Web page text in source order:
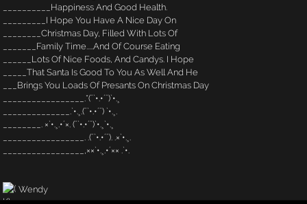
__________Happiness And Good Health.
_________I Hope You Have A Nice Day On
________Christmas Day, Filled With Lots Of
_______Family Time.....And Of Course Eating
______Lots Of Nice Foods, And Candys. I Hope
_____That Santa Is Good To You As Well And He
___Brings You Loads Of Presants On Christmas Day
_________________.*(¨`•.•´¨)`•.¸
______________.`•.¸.(¨`•.•´¨) `•.¸.
________. ×`•.¸.•´×. (¨`•.•´¨)`•.¸`•.¸
_________________. .(¨`•.•´¨). .×`•.¸.
_________________,××`•.¸.•´×× .`•.
Wendy